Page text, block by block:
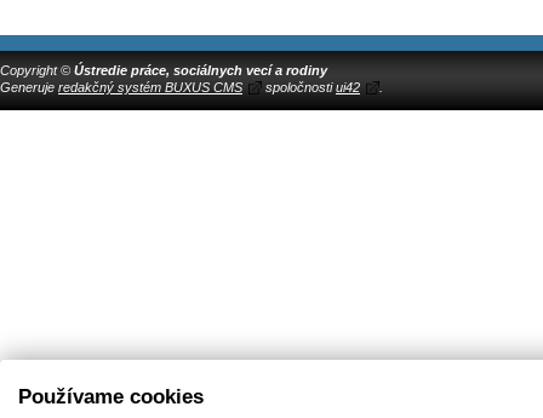
Copyright © Ústredie práce, sociálnych vecí a rodiny
Generuje redakčný systém BUXUS CMS spoločnostiui42
Používame cookies